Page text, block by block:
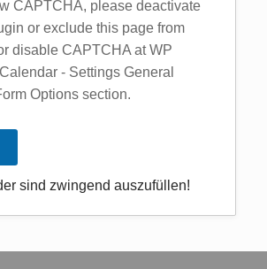
sind zwingend auszufüllen!